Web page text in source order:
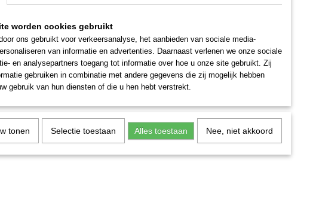
worden cookies gebruikt
ons gebruikt voor verkeersanalyse, het aanbieden van sociale media-
van informatie en advertenties. Daarnaast verlenen we onze sociale
en analysepartners toegang tot informatie over hoe u onze site gebruikt. Zij
gebruiken in combinatie met andere gegevens die zij mogelijk hebben
gebruik van hun diensten of die u hen hebt verstrekt.
tonen Selectie toestaan Alles toestaan Nee, niet akkoord